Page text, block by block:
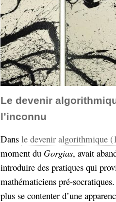
Le devenir
l’inconnu
Dans le devenir algorithmique
moment du Gorgias, avait
introduire des pratiques qui
mathématiciens pré-
plus se contenter d’une